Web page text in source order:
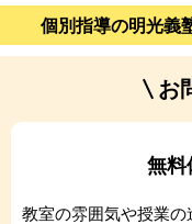
個別指導の明光義
お
無料
教室の雰囲気や授業